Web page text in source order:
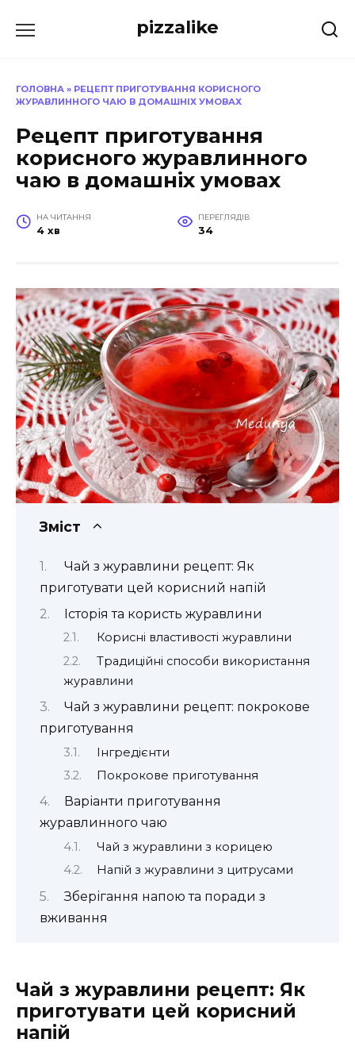
до
pizzalike
ГОЛОВНА » РЕЦЕПТ ПРИГОТУВАННЯ КОРИСНОГО
ЖУРАВЛИННОГО ЧАЮ В ДОМАШНІХ УМОВАХ
Рецепт приготування
корисного журавлинного
чаю в домашніх умовах
НА ЧИТАННЯ
4 хв
ПЕРЕГЛЯДІВ
34
Зміст
Чай з журавлини рецепт: Як
приготувати цей корисний напій
Історія та користь журавлини
Корисні властивості журавлини
Традиційні способи використання
журавлини
Чай з журавлини рецепт: покрокове
приготування
Інгредієнти
Покрокове приготування
Варіанти приготування
журавлинного чаю
Чай з журавлини з корицею
Напій з журавлини з цитрусами
Зберігання напою та поради з
вживання
Чай з журавлини рецепт: Як
приготувати цей корисний
напій